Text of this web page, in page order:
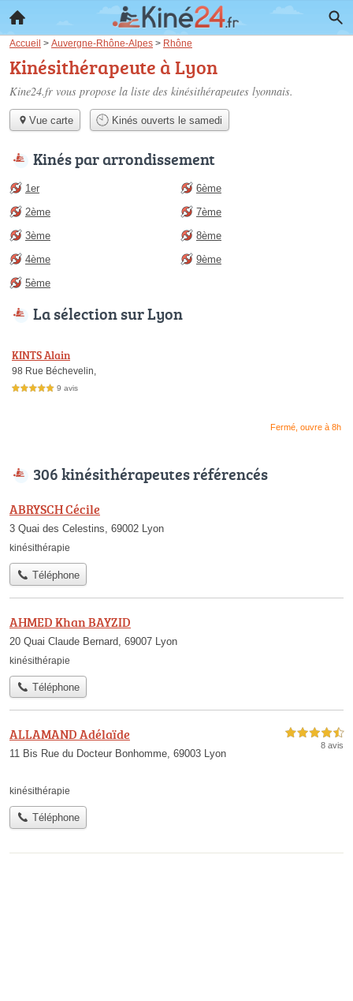
Accueil > Auvergne-Rhône-Alpes > Rhône
Kinésithérapeute à Lyon
Kine24.fr vous propose la liste des kinésithérapeutes lyonnais.
Vue carte Kinés ouverts le samedi
Kinés par arrondissement
1er
2ème
3ème
4ème
5ème
6ème
7ème
8ème
9ème
La sélection sur Lyon
KINTS Alain
98 Rue Béchevelin,
5,0 étoiles sur 5 9 avis
Fermé, ouvre à 8h
306 kinésithérapeutes référencés
ABRYSCH Cécile
3 Quai des Celestins, 69002 Lyon
kinésithérapie
Téléphone
AHMED Khan BAYZID
20 Quai Claude Bernard, 69007 Lyon
kinésithérapie
Téléphone
ALLAMAND Adélaïde
11 Bis Rue du Docteur Bonhomme, 69003 Lyon
4,5 étoiles sur 5
8 avis
kinésithérapie
Téléphone